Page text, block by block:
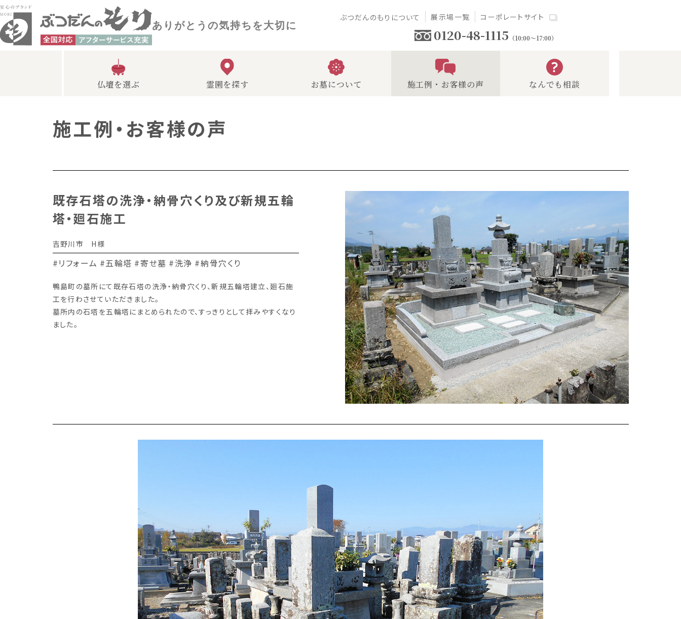
ありがとうの気持ちを大切に
ぶつだんのもりについて 展示場一覧 コーポレートサイト
0120-48-1115 （10:00～17:00）
仏壇を選ぶ 霊園を探す お墓について 施工例・お客様の声 なんでも相談
施工例・お客様の声
既存石塔の洗浄・納骨穴くり及び新規五輪
塔・廻石施工
吉野川市 H様
#リフォーム #五輪塔 #寄せ墓 #洗浄 #納骨穴くり
鴨島町の墓所にて既存石塔の洗浄・納骨穴くり、新規五輪塔建立、廻石施
工を行わさせていただきました。
墓所内の石塔を五輪塔にまとめられたので、すっきりとして拝みやすくなり
ました。